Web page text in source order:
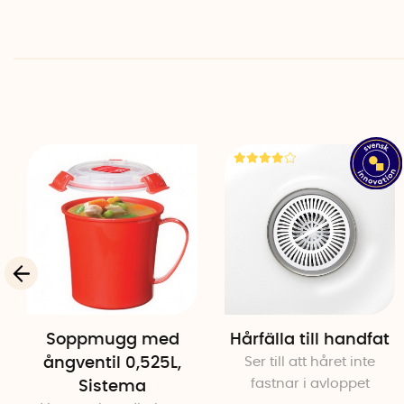
Soppmugg med
ångventil 0,525L,
Sistema
Hårfälla till handfat
Ser till att håret inte
fastnar i avloppet